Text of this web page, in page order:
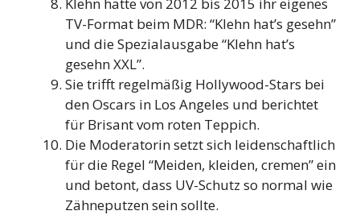
TV-Format beim MDR: “Klehn hat’s gesehn”
und die Spezialausgabe “Klehn hat’s
gesehn XXL”.
Sie trifft regelmäßig Hollywood-Stars bei
den Oscars in Los Angeles und berichtet
für Brisant vom roten Teppich.
Die Moderatorin setzt sich leidenschaftlich
für die Regel “Meiden, kleiden, cremen” ein
und betont, dass UV-Schutz so normal wie
Zähneputzen sein sollte.